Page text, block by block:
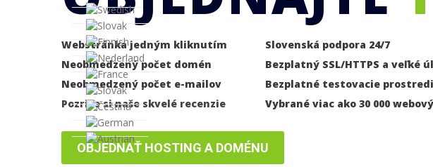
Webstránka jedným kliknutím
Neobmedzený počet domén
Neobmedzený počet e-mailov
Pozrite si naše skvelé recenzie
Slovenská podpora 24/7
Bezplatný SSL/HTTPS a veľké
Bezplatné testovacie
Vybrané viac ako 30 000
OBJEDNAŤ HOSTING A DOMÉNU